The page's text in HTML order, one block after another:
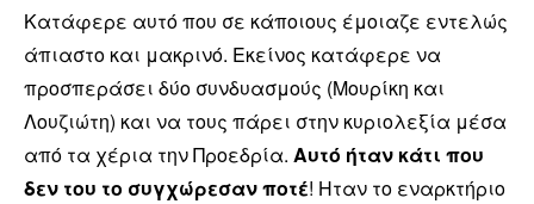
Κατάφερε αυτό που σε κάποιους έμοιαζε εντελώς
άπιαστο και μακρινό. Εκείνος κατάφερε να
προσπεράσει δύο συνδυασμούς (Μουρίκη και
Λουζιώτη) και να τους πάρει στην κυριολεξία μέσα
από τα χέρια την Προεδρία. Αυτό ήταν κάτι που
δεν του το συγχώρεσαν ποτέ! Ηταν το εναρκτήριο